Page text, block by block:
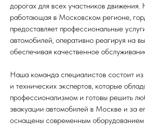
дорогах для всех участников движения.
работающая в Московском регионе,
предоставляет профессиональные
автомобилей, оперативно реагируя на
обеспечивая качественное
Наша команда специалистов состоит
и технических экспертов, которые
профессионализмом и готовы решить
эвакуации автомобилей в Москве и за
оснащены современным оборудованием